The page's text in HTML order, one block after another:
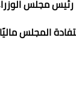
رئيس مجلس
المجلس